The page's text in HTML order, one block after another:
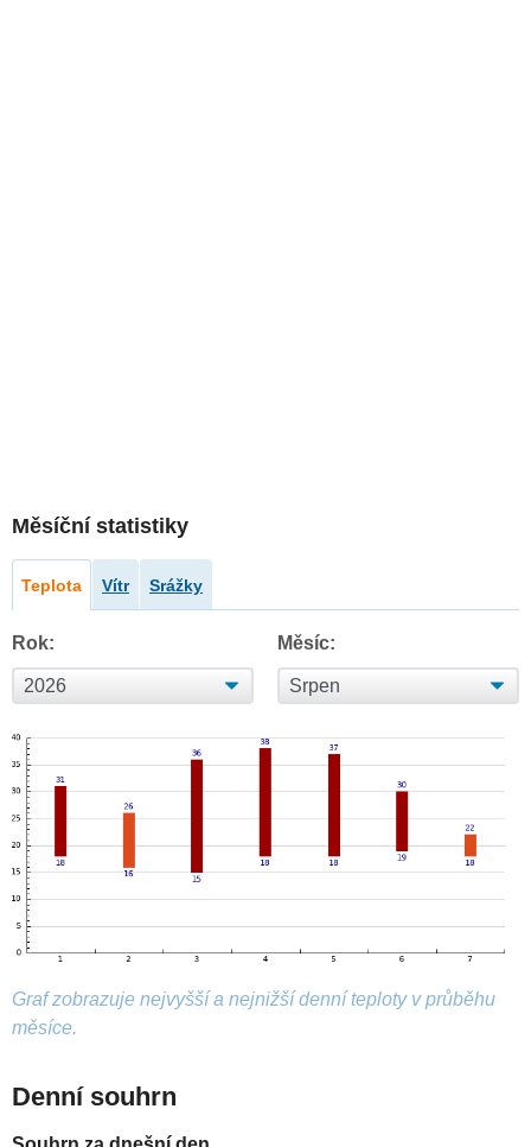
Měsíční statistiky
Teplota Vítr Srážky
Rok: Měsíc:
Graf zobrazuje nejvyšší a nejnižší denní teploty v průběhu
měsíce.
Denní souhrn